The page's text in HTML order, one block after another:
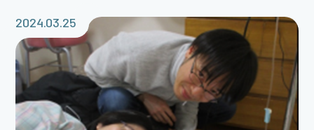
2024.03.25